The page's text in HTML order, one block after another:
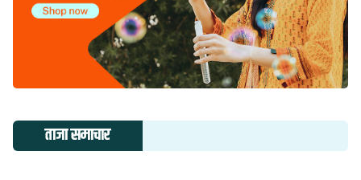
ताजा समाचार